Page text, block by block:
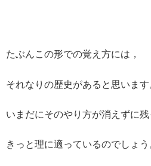
たぶんこの形での覚え方には，
それなりの歴史があると思います
いまだにそのやり方が消えずに
きっと理に適っているのでしょう